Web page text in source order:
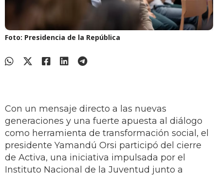
Foto: Presidencia de la República
Con un mensaje directo a las nuevas
generaciones y una fuerte apuesta al diálogo
como herramienta de transformación social, el
presidente Yamandú Orsi participó del cierre
de Activa, una iniciativa impulsada por el
Instituto Nacional de la Juventud junto a